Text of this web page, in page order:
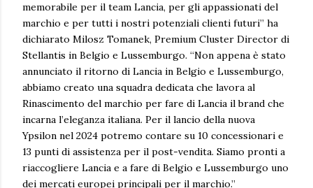
memorabile per il team Lancia, per gli appassionati del
marchio e per tutti i nostri potenziali clienti futuri” ha
dichiarato Milosz Tomanek, Premium Cluster Director di
Stellantis in Belgio e Lussemburgo. “Non appena è stato
annunciato il ritorno di Lancia in Belgio e Lussemburgo,
abbiamo creato una squadra dedicata che lavora al
Rinascimento del marchio per fare di Lancia il brand che
incarna l’eleganza italiana. Per il lancio della nuova
Ypsilon nel 2024 potremo contare su 10 concessionari e
13 punti di assistenza per il post-vendita. Siamo pronti a
riaccogliere Lancia e a fare di Belgio e Lussemburgo uno
dei mercati europei principali per il marchio.”